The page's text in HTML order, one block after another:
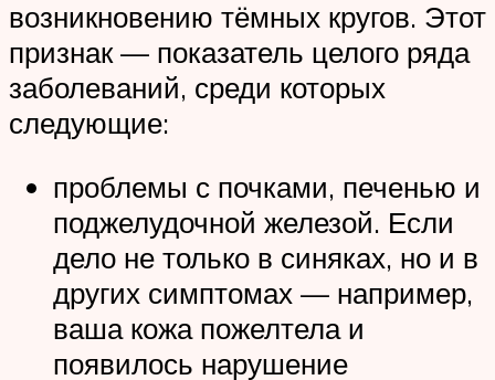
возникновению тёмных кругов. Этот
признак — показатель целого ряда
заболеваний, среди которых
следующие:
проблемы с почками, печенью и
поджелудочной железой. Если
дело не только в синяках, но и в
других симптомах — например,
ваша кожа пожелтела и
появилось нарушение